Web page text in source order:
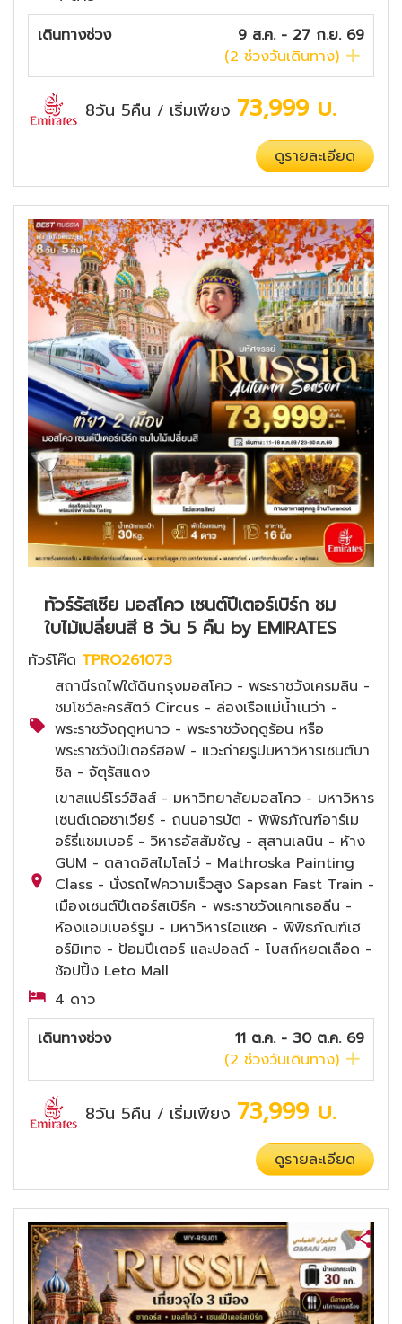
เดินทางช่วง
9 ส.ค. - 27 ก.ย. 69
(2 ช่วงวันเดินทาง)
8วัน 5คืน / เริ่มเพียง 73,999 บ.
ดูรายละเอียด
ทัวร์รัสเซีย มอสโคว เซนต์ปีเตอร์เบิร์ก ชม
ใบไม้เปลี่ยนสี 8 วัน 5 คืน by EMIRATES
ทัวร์โค๊ด TPRO261073
สถานีรถไฟใต้ดินกรุงมอสโคว - พระราชวังเครมลิน -
ชมโชว์ละครสัตว์ Circus - ล่องเรือแม่น้ำเนว่า -
พระราชวังฤดูหนาว - พระราชวังฤดูร้อน หรือ
พระราชวังปีเตอร์ฮอฟ - แวะถ่ายรูปมหาวิหารเซนต์บา
ซิล - จัตุรัสแดง
เขาสแปร์โรว์ฮิลส์ - มหาวิทยาลัยมอสโคว - มหาวิหาร
เซนต์เดอซาเวียร์ - ถนนอารบัต - พิพิธภัณฑ์อาร์เม
อร์รี่แชมเบอร์ - วิหารอัสสัมชัญ - สุสานเลนิน - ห้าง
GUM - ตลาดอิสไมโลโว่ - Mathroska Painting
Class - นั่งรถไฟความเร็วสูง Sapsan Fast Train -
เมืองเซนต์ปีเตอร์สเบิร์ค - พระราชวังแคทเธอลีน -
ห้องแอมเบอร์รูม - มหาวิหารไอแซค - พิพิธภัณฑ์เฮ
อร์มิเทจ - ป้อมปีเตอร์ และปอลด์ - โบสถ์หยดเลือด -
ช้อปปิ้ง Leto Mall
4 ดาว
เดินทางช่วง
11 ต.ค. - 30 ต.ค. 69
(2 ช่วงวันเดินทาง)
8วัน 5คืน / เริ่มเพียง 73,999 บ.
ดูรายละเอียด